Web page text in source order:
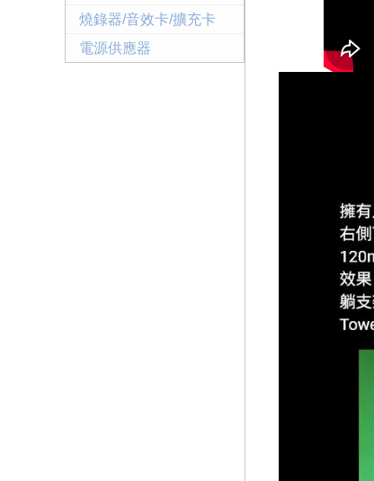
燒錄器/音效卡/擴充卡
電源供應器